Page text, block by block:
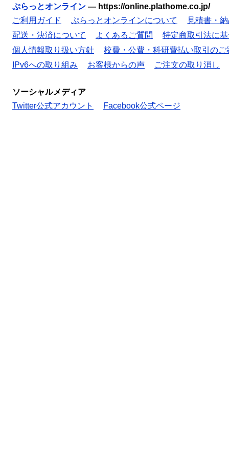
ぷらっとオンライン — https://online.plathome.co.jp/
ご利用ガイド
ぷらっとオンラインについて
見積書・
配送・決済について
よくあるご質問
特定商取引法に
個人情報取り扱い方針
校費・公費・科研費払い取引のご
IPv6への取り組み
お客様からの声 ご注文の取り消し
ソーシャルメディア
Twitter公式アカウント
Facebook公式ページ